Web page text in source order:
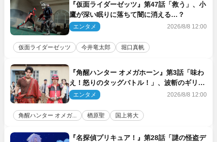
『仮面ライダーゼッツ』第47話「救う」、小
鷹が深い眠りに落ちて闇に消える…？
エンタメ 2026/8/8 12:00
仮面ライダーゼッツ 今井竜太郎 堀口真帆
『角醒ハンター オメガホーン』第3話「味わ
え！怒りのタッグバトル！」、波斬のギリコ
がハンターバトルを挑んできた！
エンタメ 2026/8/8 12:00
角醒ハンター オメガ... 楢原聖 国上将大
『名探偵プリキュア！』第28話「謎の怪盗デ